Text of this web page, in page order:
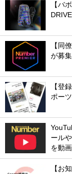
【バ
【同
が募
【登
ポー
ール
を動
【お